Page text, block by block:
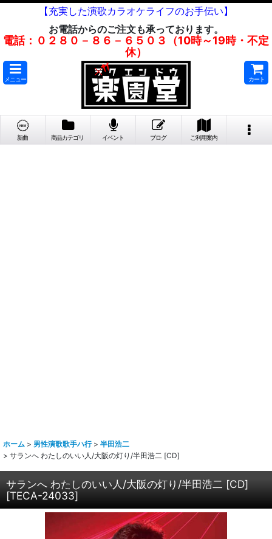
【充実した演歌カラオケライフのお手伝い】
お電話からのご注文も承っております。
電話：０２８０－８６－６５０３（10時～19時・不定
休）
メニュー カート
新曲 商品カテゴリ イベント ブログ ご利用案内
ホーム > 男性演歌歌手ハ行 > 半田浩二
> サランへ わたしのいい人/大阪の灯り/半田浩二 [CD]
サランへ わたしのいい人/大阪の灯り/半田浩二 [CD]
[TECA-24033]